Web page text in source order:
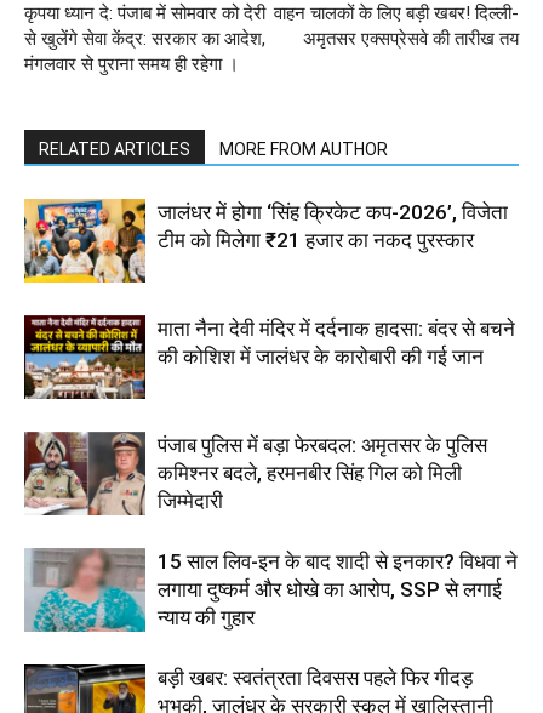
कृपया ध्यान दे: पंजाब में सोमवार को देरी
से खुलेंगे सेवा केंद्र: सरकार का आदेश,
मंगलवार से पुराना समय ही रहेगा ।
वाहन चालकों के लिए बड़ी खबर! दिल्ली-
अमृतसर एक्सप्रेसवे की तारीख तय
RELATED ARTICLES MORE FROM AUTHOR
जालंधर में होगा ‘सिंह क्रिकेट कप-2026’, विजेता
टीम को मिलेगा ₹21 हजार का नकद पुरस्कार
माता नैना देवी मंदिर में दर्दनाक हादसा: बंदर से बचने
की कोशिश में जालंधर के कारोबारी की गई जान
पंजाब पुलिस में बड़ा फेरबदल: अमृतसर के पुलिस
कमिश्नर बदले, हरमनबीर सिंह गिल को मिली
जिम्मेदारी
15 साल लिव-इन के बाद शादी से इनकार? विधवा ने
लगाया दुष्कर्म और धोखे का आरोप, SSP से लगाई
न्याय की गुहार
बड़ी खबर: स्वतंत्रता दिवसस पहले फिर गीदड़
भभकी, जालंधर के सरकारी स्कूल में खालिस्तानी